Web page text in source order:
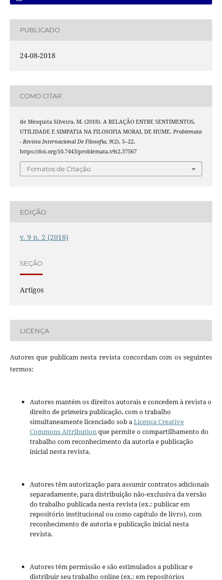
PUBLICADO
24-08-2018
COMO CITAR
de Mesquita Silveira, M. (2018). A RELAÇÃO ENTRE SENTIMENTOS,
UTILIDADE E SIMPATIA NA FILOSOFIA MORAL DE HUME. Problemata
- Revista Internacional De Filosofia, 9(2), 5–22.
https://doi.org/10.7443/problemata.v9i2.37567
Fomatos de Citação
EDIÇÃO
v. 9 n. 2 (2018)
SEÇÃO
Artigos
LICENÇA
Autores que publicam nesta revista concordam com os seguintes
termos:
Autores mantém os direitos autorais e concedem à revista o
direito de primeira publicação, com o trabalho
simultaneamente licenciado sob aLicença Creative
Commons Attributionque permite o compartilhamento do
trabalho com reconhecimento da autoria e publicação
inicial nesta revista.
Autores têm autorização para assumir contratos adicionais
separadamente, para distribuição não-exclusiva da versão
do trabalho publicada nesta revista (ex.: publicar em
repositório institucional ou como capítulo de livro), com
reconhecimento de autoria e publicação inicial nesta
revista.
Autores têm permissão e são estimulados a publicar e
distribuir seu trabalho online (ex.: em repositórios